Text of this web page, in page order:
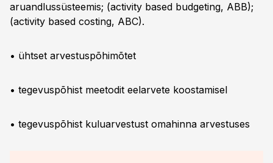
aruandlussüsteemis; (activity based budgeting, ABB);
(activity based costing, ABC).
• ühtset arvestuspõhimõtet
• tegevuspõhist meetodit eelarvete koostamisel
• tegevuspõhist kuluarvestust omahinna arvestuses